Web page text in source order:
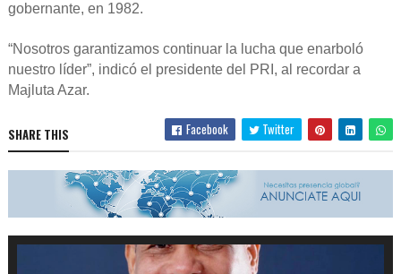
gobernante, en 1982.
“Nosotros garantizamos continuar la lucha que enarboló
nuestro líder”, indicó el presidente del PRI, al recordar a
Majluta Azar.
SHARE THIS Facebook Twitter